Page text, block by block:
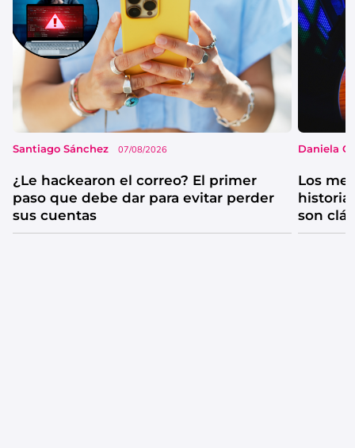
Santiago Sánchez 07/08/2026
¿Le hackearon el correo? El primer
paso que debe dar para evitar perder
sus cuentas
Daniela
Los
historia
son